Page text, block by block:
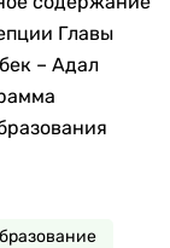
Главы
– Адал